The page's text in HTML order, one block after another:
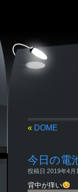
« DOME
今日の電
投稿日 2019年4
背中が痒い